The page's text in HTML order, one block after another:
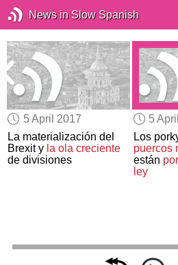
News in Slow Spanish
5 April 2017
La materialización del
Brexit y la ola creciente
de divisiones
5
Los
puercos
están
ley